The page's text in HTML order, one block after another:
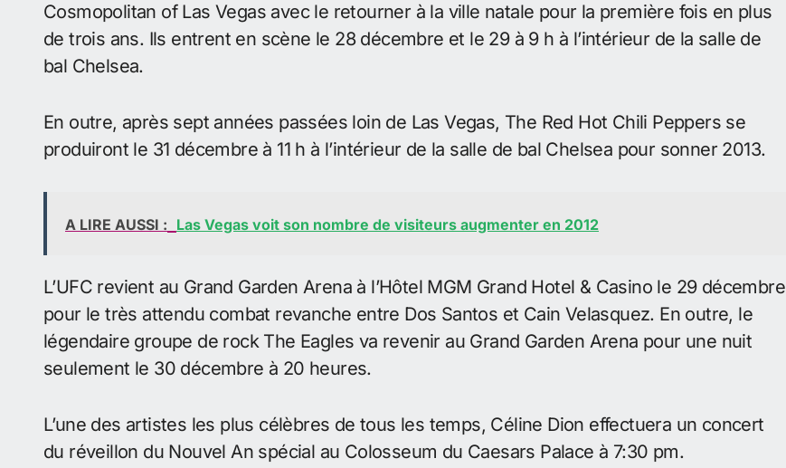
Cosmopolitan of Las Vegas avec le retourner à la ville natale pour la première fois en plus
de trois ans. Ils entrent en scène le 28 décembre et le 29 à 9 h à l’intérieur de la salle de
bal Chelsea.
En outre, après sept années passées loin de Las Vegas, The Red Hot Chili Peppers se
produiront le 31 décembre à 11 h à l’intérieur de la salle de bal Chelsea pour sonner 2013.
A LIRE AUSSI : Las Vegas voit son nombre de visiteurs augmenter en 2012
L’UFC revient au Grand Garden Arena à l’Hôtel MGM Grand Hotel & Casino le 29 décembre
pour le très attendu combat revanche entre Dos Santos et Cain Velasquez. En outre, le
légendaire groupe de rock The Eagles va revenir au Grand Garden Arena pour une nuit
seulement le 30 décembre à 20 heures.
L’une des artistes les plus célèbres de tous les temps, Céline Dion effectuera un concert
du réveillon du Nouvel An spécial au Colosseum du Caesars Palace à 7:30 pm.